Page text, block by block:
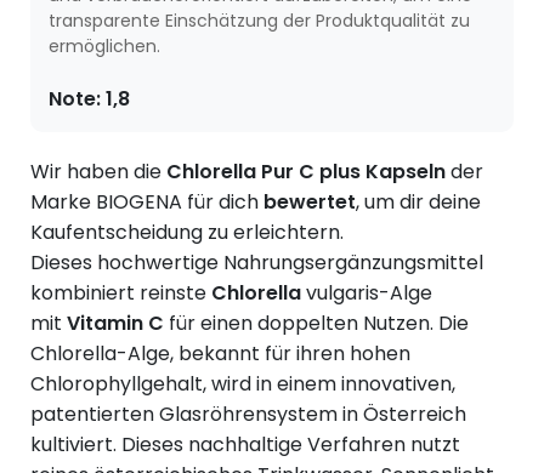
transparente Einschätzung der Produktqualität zu
ermöglichen.
Note:1,8
Wir haben die Chlorella Pur C plus Kapselnder
Marke BIOGENA für dich bewertet, um dir deine
Kaufentscheidung zu erleichtern.
Dieses hochwertige Nahrungsergänzungsmittel
kombiniert reinste Chlorellavulgaris-Alge
mit Vitamin C für einen doppelten Nutzen. Die
Chlorella-Alge, bekannt für ihren hohen
Chlorophyllgehalt, wird in einem innovativen,
patentierten Glasröhrensystem in Österreich
kultiviert. Dieses nachhaltige Verfahren nutzt